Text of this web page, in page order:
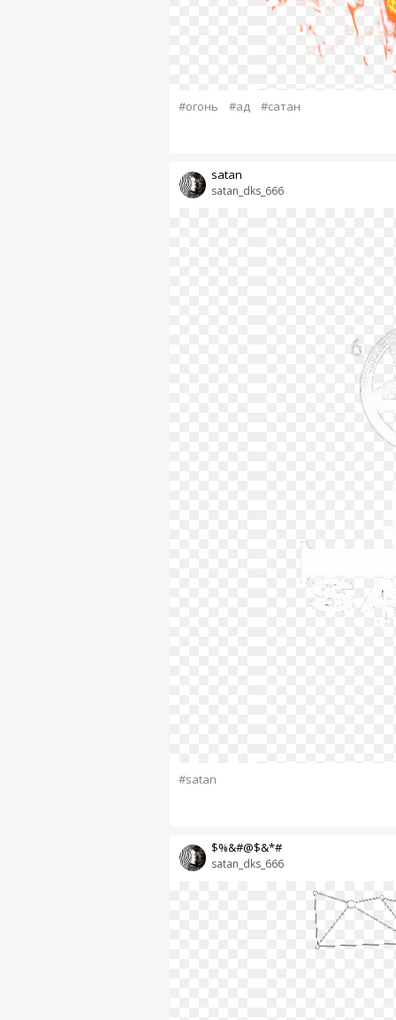
#огонь #ад #сатан
satan_dks_666
satan
#satan
satan_dks_666
$%&#@$&*#